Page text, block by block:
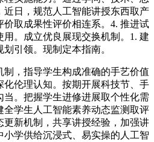
日，规范人工智能讲授东西取产
取成果性评价相连系。4. 推进试
用。成立优良展现交换机制。1. 建
引领。现制定本指南。
，指导学生构成准确的手艺价值
伦理认知。按期开展科技节、手
。把握学生进修进展取个性化需
学生人工智能素养动态监测取评
新机制，共享讲授经验，加强讲
学供给沉浸式、易实操的人工智